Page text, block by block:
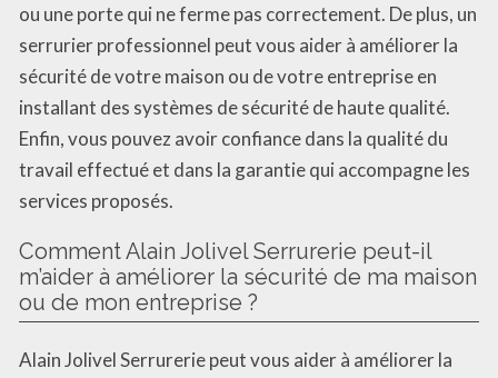
ou une porte qui ne ferme pas correctement. De plus, un
serrurier professionnel peut vous aider à améliorer la
sécurité de votre maison ou de votre entreprise en
installant des systèmes de sécurité de haute qualité.
Enfin, vous pouvez avoir confiance dans la qualité du
travail effectué et dans la garantie qui accompagne les
services proposés.
Comment Alain Jolivel Serrurerie peut-il
m’aider à améliorer la sécurité de ma maison
ou de mon entreprise ?
Alain Jolivel Serrurerie peut vous aider à améliorer la